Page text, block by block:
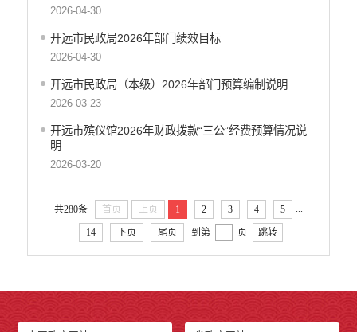
开远市搬迁安置办公室
云南开远产业园区管理委员会
开远市妇女联合会
中国共产主义青年团开远市委员会
开远市归国华侨联合会
开远市残疾人联合会
云南省开远市工商业联合会
开远市乐白道街道办事处
开远市灵泉街道办事处
2026-04-30
开远市民政局2026年部门绩效目标
2026-04-30
开远市民政局（本级）2026年部门预算编制说明
2026-03-23
开远市殡仪馆2026年财政拨款“三公”经费预算情况说
明
2026-03-20
共280条 首页 上页 1 2 3 4 5 ...
14 下页 尾页 到第 页 跳转